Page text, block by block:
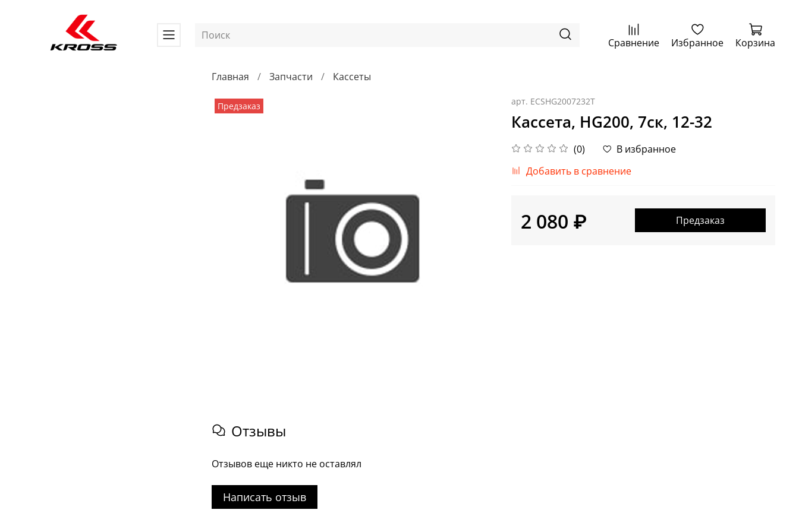
Сравнение Избранное Корзина
Главная Запчасти Кассеты
Предзаказ арт. ECSHG2007232T
Кассета, HG200, 7ск, 12-32
(0)
В избранное
Добавить в сравнение
2 080 ₽ Предзаказ
Отзывы
Отзывов еще никто не оставлял
Написать отзыв